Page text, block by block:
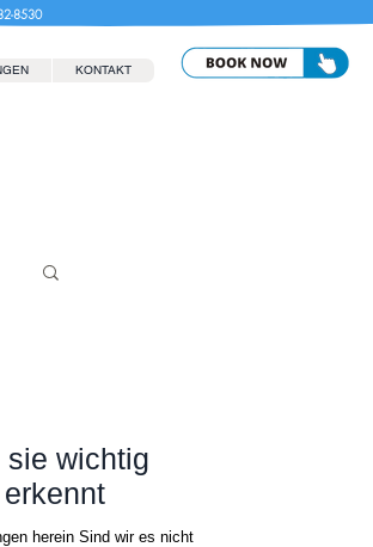
8530
KONTAKT
sie wichtig
herein Sind wir es nicht